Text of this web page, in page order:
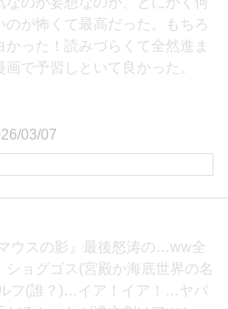
のが怖くて最高だった。もちろ
かった！読みづらくて全然進ま
で予習しといて良かった。
03/07
マウスの影』最後怒涛の…ww全
ショグゴス(宮殿か海底世界の名
フ(誰？)…イア！イア！…ヤバ